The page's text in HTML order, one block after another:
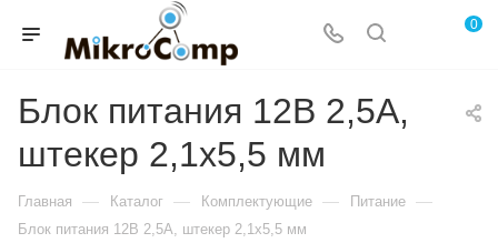
0
Блок питания 12В 2,5А,
штекер 2,1х5,5 мм
Главная — Каталог — Комплектующие — Питание —
Блок питания 12В 2,5А, штекер 2,1х5,5 мм